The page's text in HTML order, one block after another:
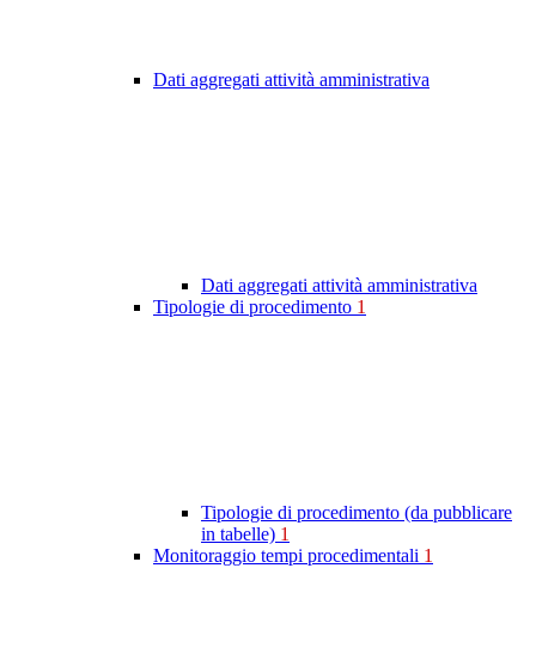
Dati aggregati attività amministrativa
Dati aggregati attività amministrativa
Tipologie di procedimento 1
Tipologie di procedimento (da pubblicare
in tabelle) 1
Monitoraggio tempi procedimentali 1